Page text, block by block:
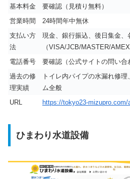
基本料金
要確認（見積り無料）
営業時間
24時間年中無休
支払い方
法
現金、銀行振込、後日集金、
（VISA/JCB/MASTER/AMEX
電話番号
要確認（公式サイトの問い合
過去の修
理実績
トイレ内パイプの水漏れ修
ム全般
URL
https://tokyo23-mizupro.com/
ひまわり水道設備